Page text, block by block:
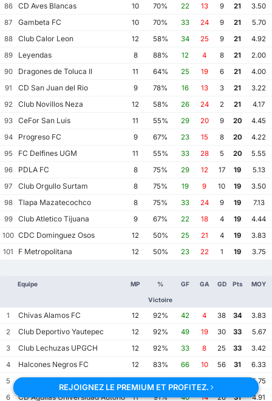
86
CD Aves Blancas 10 70% 22 13 9 21
3.50
87
Gambeta FC 10 70% 33 24 9 21
5.70
88
Club Calor Leon 12 58% 34 25 9 21
4.92
89
Leyendas 8 88% 12 4 8 21
2.00
90
Dragones de Toluca II 11 64% 25 19 6 21
4.00
91
CD San Juan del Rio 9 78% 16 13 3 21
3.22
92
Club Novillos Neza 12 58% 26 24 2 21
4.17
93
CeFor San Luis 11 55% 29 20 9 20
4.45
94
Progreso FC 9 67% 23 15 8 20
4.22
95
FC Delfines UGM 11 55% 33 28 5 20
5.55
96
PDLA FC 8 75% 29 12 17 19
5.13
97
Club Orgullo Surtam 8 75% 19 9 10 19
3.50
98
Tlapa Mazatecochco 8 75% 33 24 9 19
7.13
99
Club Atletico Tijuana 9 67% 22 18 4 19
4.44
100 CDC Dominguez Osos 12 50% 25 21 4 19
3.83
101
F Metropolitana 12 50% 23 22 1 19 3.75
Equipe MP %
Victoire
GF GA GD Pts MOY
1 Chivas Alamos FC 12 92% 42 4 38 34
3.83
2
Club Deportivo Yautepec 12 92% 49 19 30 33
5.67
3
Club Lechuzas UPGCH 12 92% 33 8 25 33
3.42
4
Halcones Negros FC 12 83% 66 10 56 31
6.33
5
FC Diablos Tesistan
5.75
6
CD Aguilas Universidad Autonoma de Guerrero
11 91% 40 14 26 31 4.91
REJOIGNEZ LE PREMIUM ET PROFITEZ.